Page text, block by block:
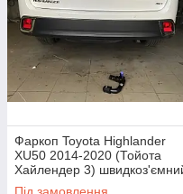
Фаркоп Toyota Highlander
XU50 2014-2020 (Тойота
Хайлендер 3)
гак на ключах